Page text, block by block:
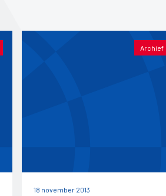
Archief
18 november 2013